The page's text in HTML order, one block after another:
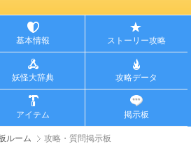
基本情報 ストーリー攻略
妖怪大辞典 攻略データ
アイテム 掲示板
ルーム 攻略・質問掲示板